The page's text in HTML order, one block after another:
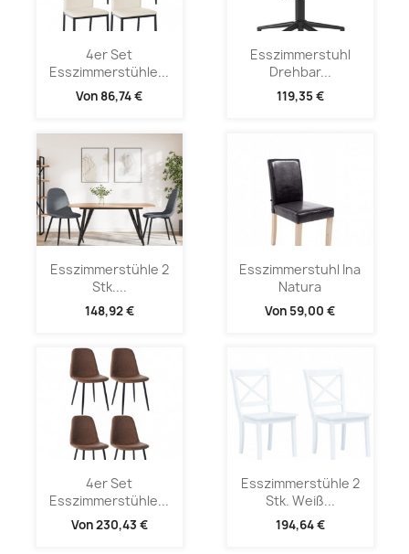
4er Set
Esszimmerstühle...
Von 86,74 €
Esszimmerstuhl
Drehbar...
119,35 €
Esszimmerstühle 2
Stk....
148,92 €
Esszimmerstuhl Ina
Natura
Von 59,00 €
4er Set
Esszimmerstühle...
Von230,43 €
Esszimmerstühle 2
Stk. Weiß...
194,64 €